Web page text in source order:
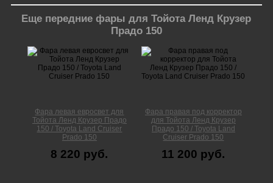
Еще передние фары для Тойота Ленд Крузер
Прадо 150
Фара левая евросвет для
Тойота Ленд Крузер Прадо
150 / Toyota Land Cruiser
Prado 150
8 220 руб.
Фара правая под корректор
для Тойота Ленд Крузер
Прадо 150 / Toyota Land
Cruiser Prado 150
11 200 руб.